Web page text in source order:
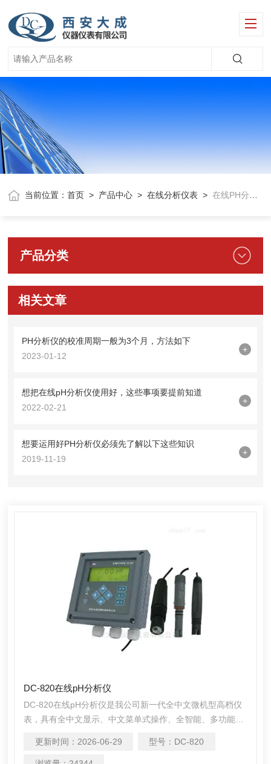
当前位置：首页 > 产品中心 >在线分析仪表 >在线PH分析仪
产品分类
相关文章
PH分析仪的校准周期一般为3个月，方法如下
2023-01-12
+
想把在线pH分析仪使用好，这些事项要提前知道
2022-02-21
+
想要运用好PH分析仪必须先了解以下这些知识
2019-11-19
+
DC-820在线pH分析仪
DC-820在线pH分析仪是我公司新一代全中文微机型高档仪
表，具有全中文显示、中文菜单式操作、全智能、多功能、
及温度。可广泛应用于火电、化工化肥、冶金、环保、制
更新时间： 2026-06-29 型号： DC-820